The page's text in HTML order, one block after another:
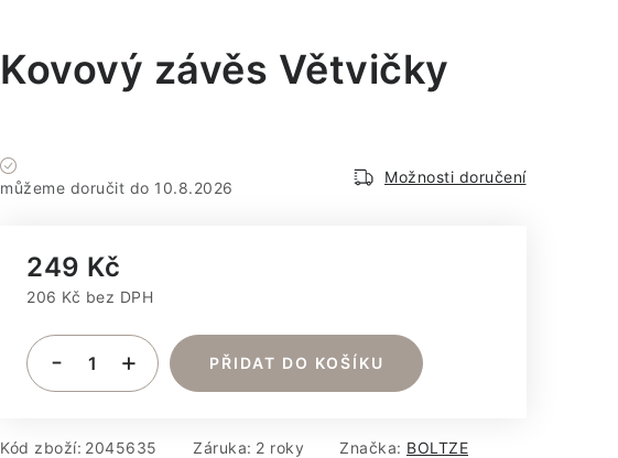
Kovový závěs Větvičky
10.8.2026
Možnosti doručení
249 Kč
206 Kč bez DPH
PŘIDAT DO KOŠÍKU
Kód zboží: 2045635 Záruka: 2 roky Značka: BOLTZE